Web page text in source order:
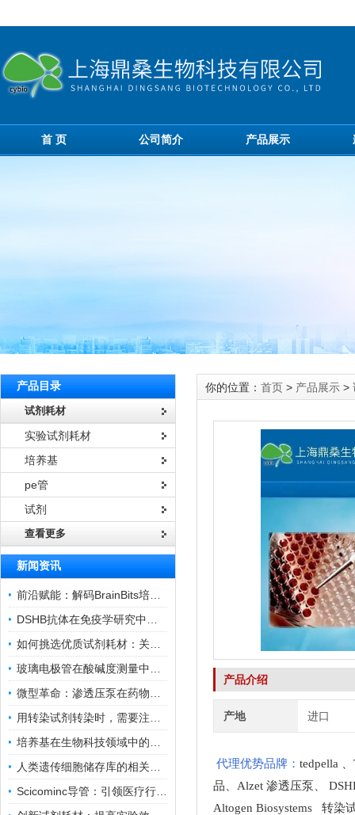
首 页 公司简介 产品展示
产品目录
试剂耗材
实验试剂耗材
培养基
pe管
试剂
查看更多
新闻资讯
你的位置： 首页 > 产品展示 >
产品介绍
产地 进口
代理优势品牌： tedpella
品
Alzet 渗透压泵
Altogen Biosystems 转染